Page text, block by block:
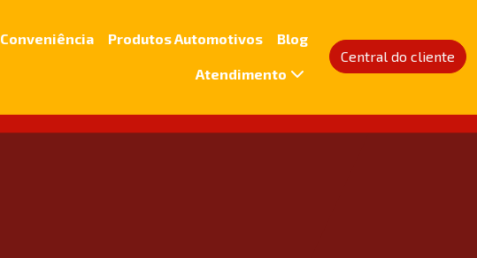
Conveniência Produtos Automotivos Blog
Atendimento
Central do cliente